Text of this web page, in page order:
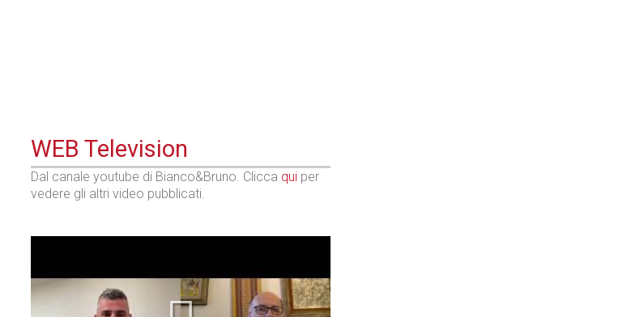
WEB Television
Dal canale youtube di Bianco&Bruno. Clicca qui per
vedere gli altri video pubblicati.